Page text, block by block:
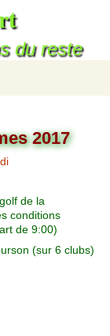
du reste
2017
de la
conditions
de 9:00)
(sur 6 clubs)